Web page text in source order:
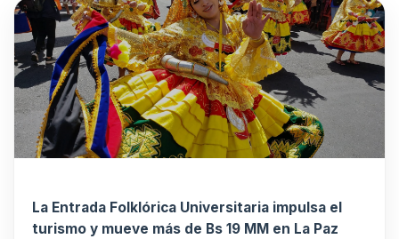
La Entrada Folklórica Universitaria impulsa el
turismo y mueve más de Bs 19 MM en La Paz